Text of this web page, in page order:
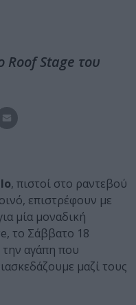
Roof Stage του
, πιστοί στο ραντεβού
επιστρέφουν με
μία μοναδική
το Σάββατο 18
την αγάπη που
μαζί τους